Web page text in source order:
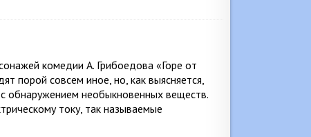
комедии А. Грибоедова «Горе от
порой совсем иное, но, как выясняется,
обнаружением необыкновенных веществ.
току, так называемые